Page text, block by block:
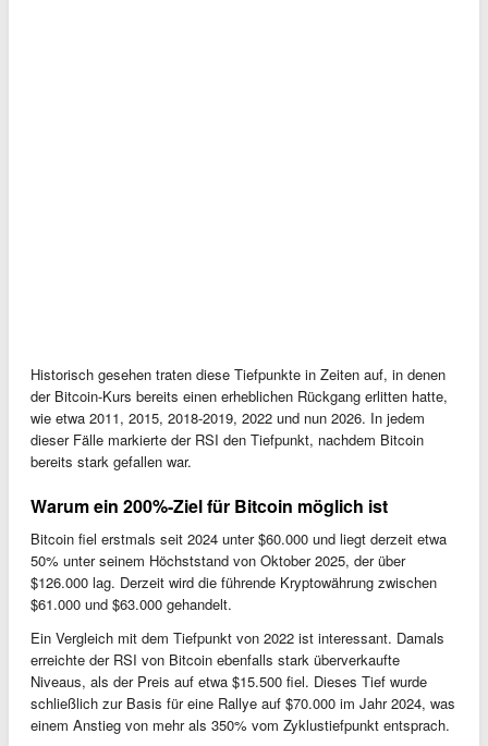
Historisch gesehen traten diese Tiefpunkte in Zeiten auf, in denen
der Bitcoin-Kurs bereits einen erheblichen Rückgang erlitten hatte,
wie etwa 2011, 2015, 2018-2019, 2022 und nun 2026. In jedem
dieser Fälle markierte der RSI den Tiefpunkt, nachdem Bitcoin
bereits stark gefallen war.
Warum ein 200%-Ziel für Bitcoin möglich ist
Bitcoin fiel erstmals seit 2024 unter $60.000 und liegt derzeit etwa
50% unter seinem Höchststand von Oktober 2025, der über
$126.000 lag. Derzeit wird die führende Kryptowährung zwischen
$61.000 und $63.000 gehandelt.
Ein Vergleich mit dem Tiefpunkt von 2022 ist interessant. Damals
erreichte der RSI von Bitcoin ebenfalls stark überverkaufte
Niveaus, als der Preis auf etwa $15.500 fiel. Dieses Tief wurde
schließlich zur Basis für eine Rallye auf $70.000 im Jahr 2024, was
einem Anstieg von mehr als 350% vom Zyklustiefpunkt entsprach.